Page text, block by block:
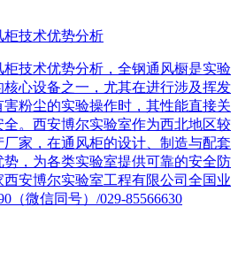
技术优势分析
技术优势分析，全钢通风橱是实验
心设备之一，尤其在进行涉及挥发
粉尘的实验操作时，其性能直接关
。西安博尔实验室作为西北地区较
家，在通风柜的设计、制造与配套
，为各类实验室提供可靠的安全防
安博尔实验室工程有限公司全国业
（微信同号）/029-85566630